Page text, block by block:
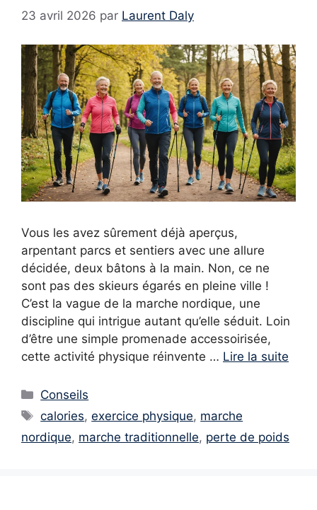
23 avril 2026 par Laurent Daly
Vous les avez sûrement déjà aperçus,
arpentant parcs et sentiers avec une allure
décidée, deux bâtons à la main. Non, ce ne
sont pas des skieurs égarés en pleine ville !
C’est la vague de la marche nordique, une
discipline qui intrigue autant qu’elle séduit. Loin
d’être une simple promenade accessoirisée,
cette activité physique réinvente … Lire la suite
Catégories
Conseils
Étiquettes
calories,exercice physique, marche
nordique, marche traditionnelle, perte de poids